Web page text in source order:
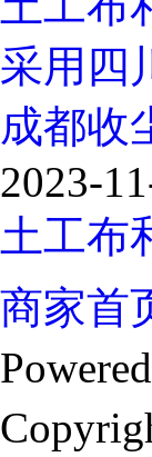
采用四
成都收
2023-
土工布
商家首